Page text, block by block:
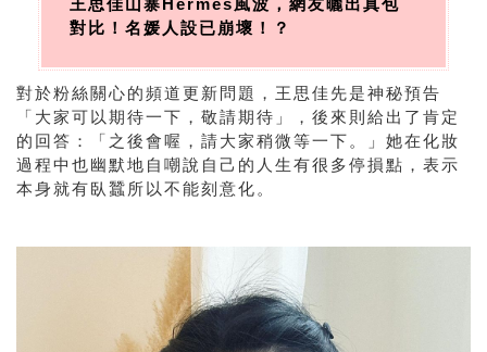
對比！名媛人設已崩壞！？
對於粉絲關心的頻道更新問題，王思佳先是神秘預告
「大家可以期待一下，敬請期待」，後來則給出了肯定
的回答：「之後會喔，請大家稍微等一下。」她在化妝
過程中也幽默地自嘲說自己的人生有很多停損點，表示
本身就有臥蠶所以不能刻意化。